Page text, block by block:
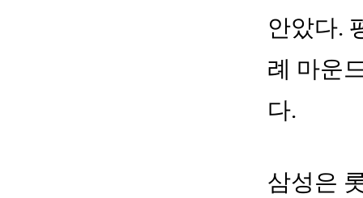
안았다.
례 마운
다.
삼성은